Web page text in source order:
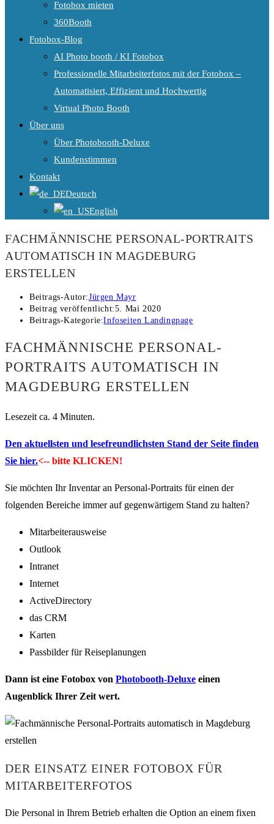
Fotobox mieten
360Booth
Fotobox-Blog
AI Photo booth / KI Fotobox
Professionelle Mitarbeiterfotos mit der Fotobox –
Automatisiert, Effizient und Hochwertig
Virtual Photo Booth
Über uns
Über Photobooth-Deluxe
Kundenstimmen
Kontakt
Deutsch
English
FACHMÄNNISCHE PERSONAL-PORTRAITS
AUTOMATISCH IN MAGDEBURG
ERSTELLEN
Beitrags-Autor:Jürgen Mayr
Beitrag veröffentlicht:5. Mai 2020
Beitrags-Kategorie:Infoseiten Landingpage
FACHMÄNNISCHE PERSONAL-
PORTRAITS AUTOMATISCH IN
MAGDEBURG ERSTELLEN
Lesezeit ca. 4 Minuten.
Den aktuellsten und lesefreundlichsten Stand der Seite finden
Sie hier.<-- bitte KLICKEN!
Sie möchten Ihr Inventar an Personal-Portraits für einen der
folgenden Bereiche immer auf gegenwärtigem Stand zu halten?
Mitarbeiterausweise
Outlook
Intranet
Internet
ActiveDirectory
das CRM
Karten
Passbilder für Reiseplanungen
Dann ist eine Fotobox von Photobooth-Deluxe einen
Augenblick Ihrer Zeit wert.
DER EINSATZ EINER FOTOBOX FÜR
MITARBEITERFOTOS
Die Personal in Ihrem Betrieb erhalten die Option an einem fixen